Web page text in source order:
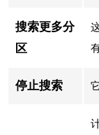
搜索更多分
区
停止搜索